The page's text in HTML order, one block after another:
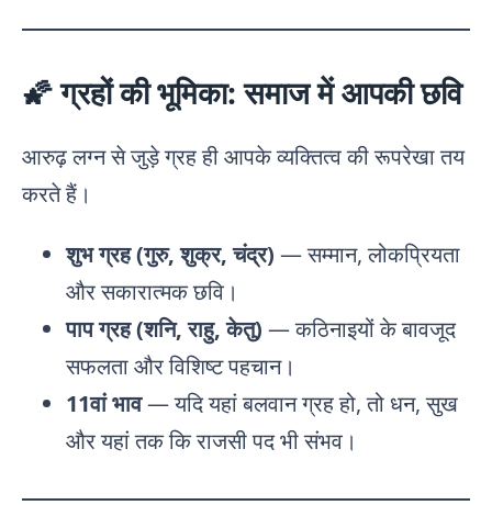
🌠 ग्रहों की भूमिका: समाज में आपकी छवि
आरुढ़ लग्न से जुड़े ग्रह ही आपके व्यक्तित्व की रूपरेखा तय
करते हैं।
शुभ ग्रह (गुरु, शुक्र, चंद्र) — सम्मान, लोकप्रियता
और सकारात्मक छवि।
पाप ग्रह (शनि, राहु, केतु) — कठिनाइयों के बावजूद
सफलता और विशिष्ट पहचान।
11वां भाव— यदि यहां बलवान ग्रह हो, तो धन, सुख
और यहां तक कि राजसी पद भी संभव।